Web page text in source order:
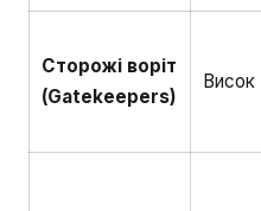
Сторожі воріт
(Gatekeepers)
Висок